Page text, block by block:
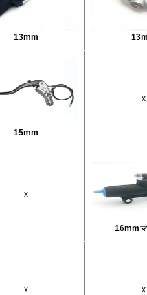
13mm
15mm
x
x
16mm
x x